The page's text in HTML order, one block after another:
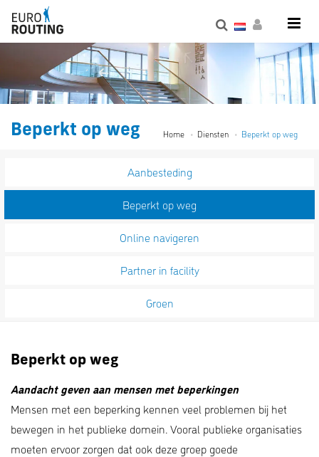
Home Diensten Beperkt op weg
Beperkt op weg
Aanbesteding
Beperkt op weg
Online navigeren
Partner in facility
Groen
Beperkt op weg
Aandacht geven aan mensen met beperkingen
Mensen met een beperking kennen veel problemen bij het
bewegen in het publieke domein. Vooral publieke organisaties
moeten ervoor zorgen dat ook deze groep goede